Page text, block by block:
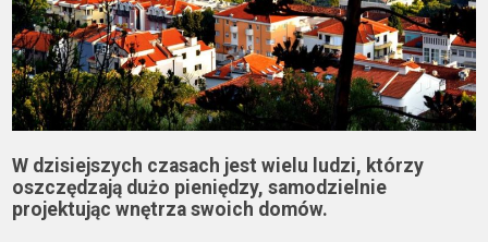
W dzisiejszych czasach jest wielu ludzi, którzy
oszczędzają dużo pieniędzy, samodzielnie
projektując wnętrza swoich domów.